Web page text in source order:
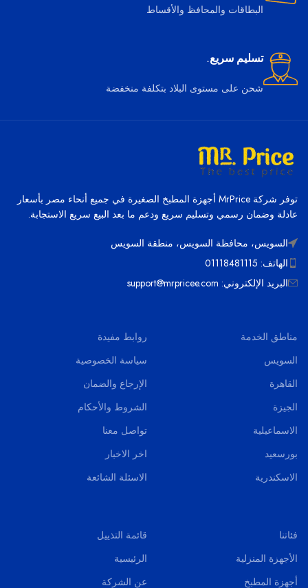
البطاقات والمحافظ والأقساط
تسليم سريع.
شحن على مستوى البلاد بتكلفة منخفضة
توفر شركة MrPrice أجهزة المطبخ الصغيرة في جميع أنحاء مصر بأسعار
عادلة وضمان رسمي وتسليم سريع ودعم ما بعد البيع سريع الاستجابة.
السويس، محافظة السويس، منطقة السويس
الهاتف: 01118481115
البريد الإلكتروني: support@mrpricee.com
مناطق الخدمة
السويس
القاهرة
الجيزة
الاسماعيلية
بورسعيد
الاسكندرية
روابط مفيدة
سياسة الخصوصية
الإرجاع والضمان
الشروط والأحكام
تواصل معنا
اخر الاخبار
الاسئلة الشائعة
فئاتنا
الأجهزة المنزلية
أجهزة المطبخ
قائمة التذييل
الرئيسية
عن الشركة